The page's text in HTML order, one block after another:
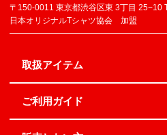
〒150-0011 東京都渋谷区東 3丁目 25−10
日本オリジナルTシャツ協会 加盟
取扱アイテム
ご利用ガイド